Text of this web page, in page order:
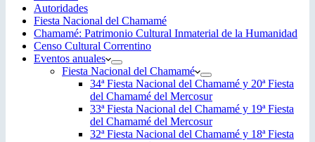
Autoridades
Fiesta Nacional del Chamamé
Chamamé: Patrimonio Cultural Inmaterial de la Humanidad
Censo Cultural Correntino
Eventos anuales
Fiesta Nacional del Chamamé
34ª Fiesta Nacional del Chamamé y 20ª Fiesta
del Chamamé del Mercosur
33ª Fiesta Nacional del Chamamé y 19ª Fiesta
del Chamamé del Mercosur
32ª Fiesta Nacional del Chamamé y 18ª Fiesta